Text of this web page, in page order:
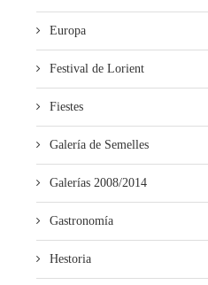
Europa
Festival de Lorient
Fiestes
Galería de Semelles
Galerías 2008/2014
Gastronomía
Hestoria